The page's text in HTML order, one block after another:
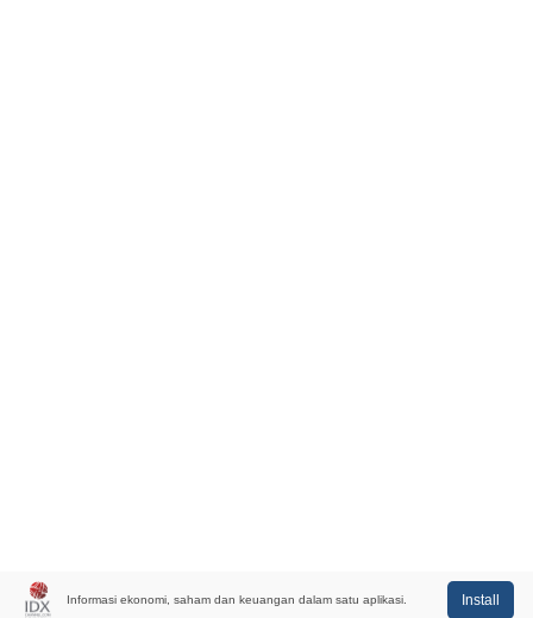
Informasi ekonomi, saham dan keuangan dalam satu aplikasi. Install